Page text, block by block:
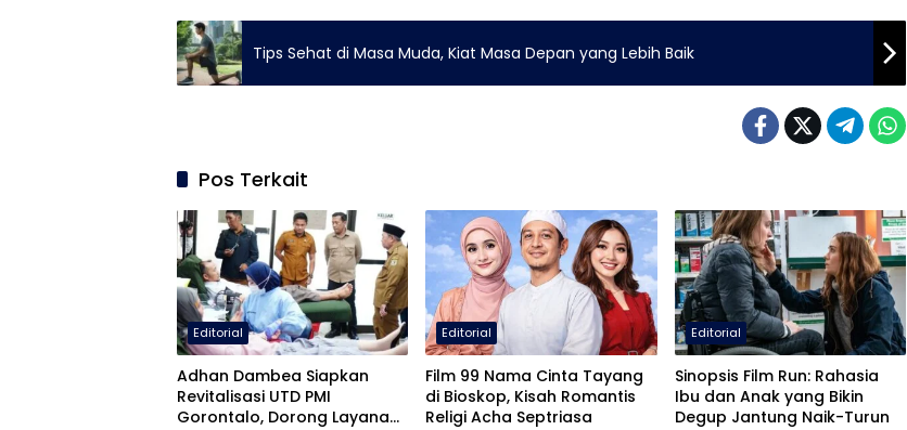
Tips Sehat di Masa Muda, Kiat Masa Depan yang Lebih Baik
Pos Terkait
Editorial
Adhan Dambea Siapkan
Revitalisasi UTD PMI
Gorontalo, Dorong Layanan
Editorial
Film 99 Nama Cinta Tayang
di Bioskop, Kisah Romantis
Religi Acha Septriasa
Editorial
Sinopsis Film Run: Rahasia
Ibu dan Anak yang Bikin
Degup Jantung Naik-Turun